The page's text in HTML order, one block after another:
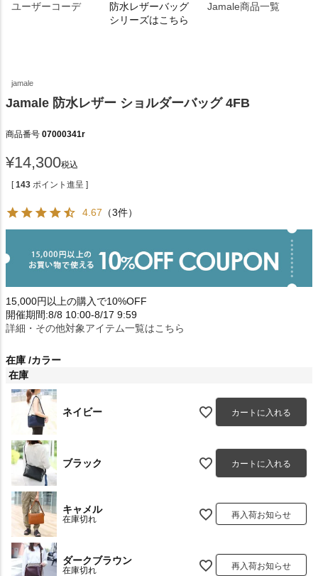
ユーザーコーデ
防水レザーバッグ
シリーズはこちら
Jamale商品一覧
jamale
Jamale 防水レザー ショルダーバッグ 4FB
商品番号 07000341r
¥14,300税込
[ 143 ポイント進呈 ]
4.67 （3件）
15,000円以上の購入で10%OFF
開催期間:8/8 10:00-8/17 9:59
詳細・その他対象アイテム一覧はこちら
在庫 カラー
在庫
ネイビー カートに入れる
ブラック カートに入れる
キャメル
在庫切れ 再入荷お知らせ
ダークブラウン
在庫切れ 再入荷お知らせ